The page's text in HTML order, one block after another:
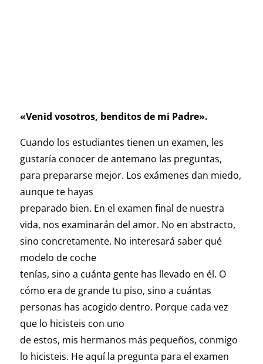
«Venid vosotros, benditos de mi Padre».
Cuando los estudiantes tienen un examen, les
gustaría conocer de antemano las preguntas,
para prepararse mejor. Los exámenes dan miedo,
aunque te hayas
preparado bien. En el examen final de nuestra
vida, nos examinarán del amor. No en abstracto,
sino concretamente. No interesará saber qué
modelo de coche
tenías, sino a cuánta gente has llevado en él. O
cómo era de grande tu piso, sino a cuántas
personas has acogido dentro. Porque cada vez
que lo hicisteis con uno
de estos, mis hermanos más pequeños, conmigo
lo hicisteis. He aquí la pregunta para el examen